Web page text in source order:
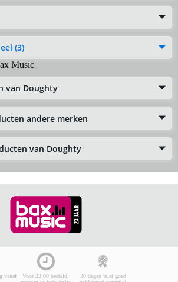
(3)
Music
van Doughty
andere merken
van Doughty
vanaf
Voor 23:00 besteld,
30 dagen 'niet goed